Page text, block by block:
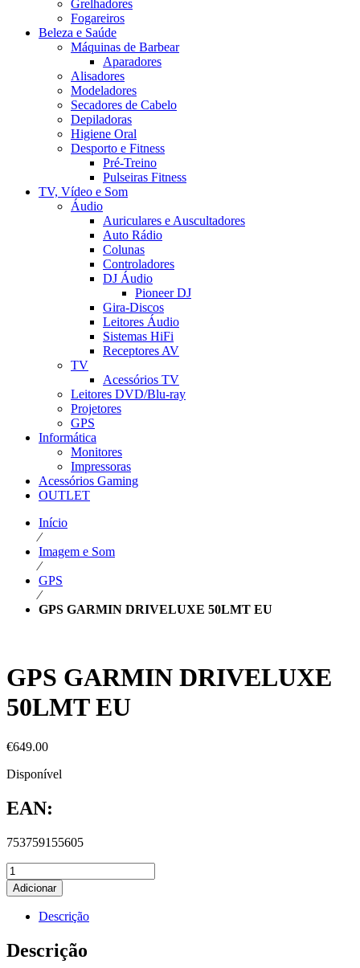
Grelhadores
Fogareiros
Beleza e Saúde
Máquinas de Barbear
Aparadores
Alisadores
Modeladores
Secadores de Cabelo
Depiladoras
Higiene Oral
Desporto e Fitness
Pré-Treino
Pulseiras Fitness
TV, Vídeo e Som
Áudio
Auriculares e Auscultadores
Auto Rádio
Colunas
Controladores
DJ Áudio
Pioneer DJ
Gira-Discos
Leitores Áudio
Sistemas HiFi
Receptores AV
TV
Acessórios TV
Leitores DVD/Blu-ray
Projetores
GPS
Informática
Monitores
Impressoras
Acessórios Gaming
OUTLET
Início
⁄
Imagem e Som
⁄
GPS
⁄
GPS GARMIN DRIVELUXE 50LMT EU
GPS GARMIN DRIVELUXE
50LMT EU
€649.00
Disponível
EAN:
753759155605
Adicionar
Descrição
Descrição